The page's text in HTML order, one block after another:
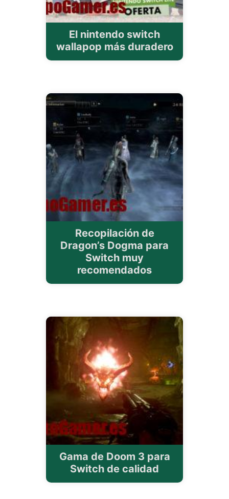
El nintendo switch
wallapop más duradero
Recopilación de
Dragon’s Dogma para
Switch muy
recomendados
Gama de Doom 3 para
Switch de calidad